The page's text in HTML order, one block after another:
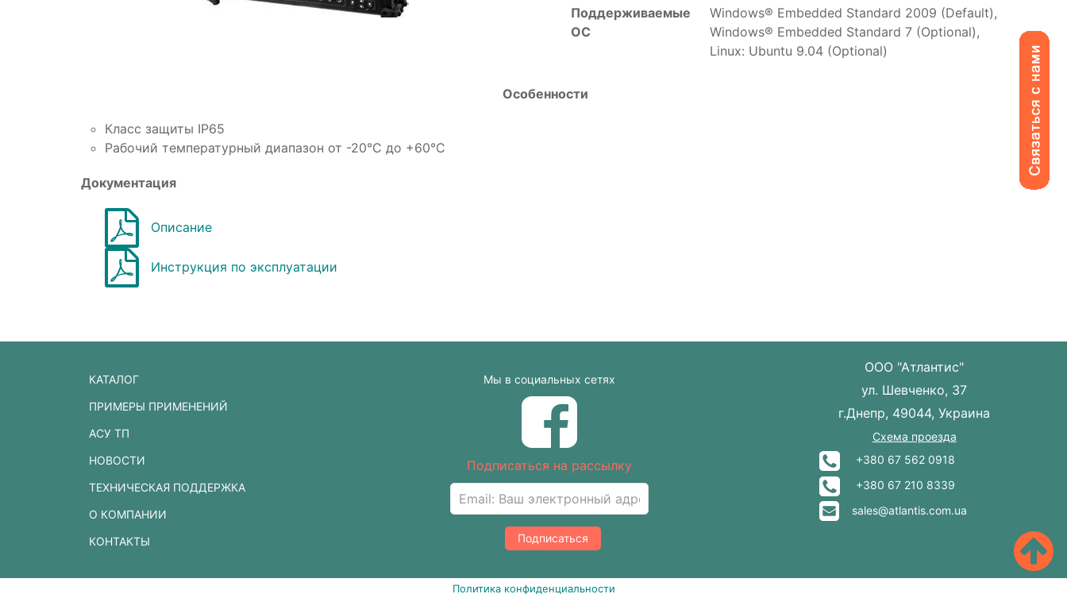
Поддерживаемые
ОС
Windows® Embedded Standard 2009 (Default),
Windows® Embedded Standard 7 (Optional),
Linux: Ubuntu 9.04 (Optional)
Особенности
Класс защиты IP65
Рабочий температурный диапазон от -20°C до +60°C
Документация
Описание
Инструкция по эксплуатации
КАТАЛОГ
ПРИМЕРЫ ПРИМЕНЕНИЙ
АСУ ТП
НОВОСТИ
ТЕХНИЧЕСКАЯ ПОДДЕРЖКА
О КОМПАНИИ
КОНТАКТЫ
Мы в социальных сетях
Подписаться на рассылку
Подписаться
ООО "Атлантис"
ул. Шевченко, 37
г.Днепр, 49044, Украина
Схема проезда
+380 67 562 0918
+380 67 210 8339
sales@atlantis.com.ua
Политика конфиденциальности